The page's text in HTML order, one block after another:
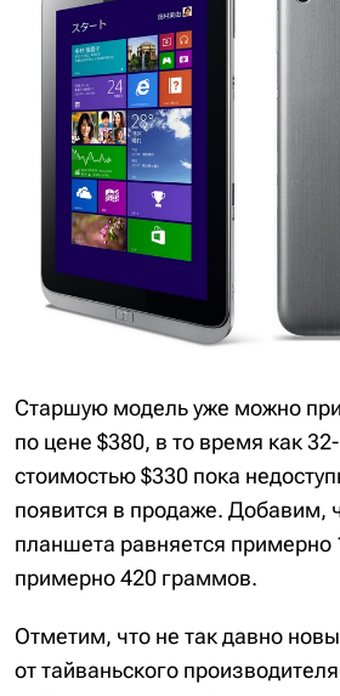
Старшую модель уже можно
по цене $380, в то время как
стоимостью $330 пока
появится в продаже. Добавим,
планшета равняется примерно
примерно 420 граммов.
Отметим, что не так давно
от тайваньского